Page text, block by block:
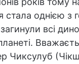
стала однією
всі
Чиксулуб